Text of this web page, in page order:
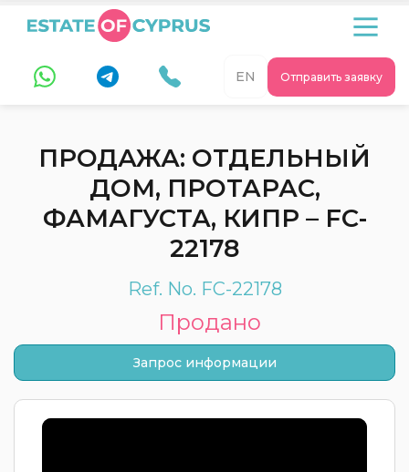
Отправить заявку
EN
ПРОДАЖА: ОТДЕЛЬНЫЙ
ДОМ, ПРОТАРАС,
ФАМАГУСТА, КИПР – FC-
22178
Ref. No. FC-22178
Продано
Запрос информации